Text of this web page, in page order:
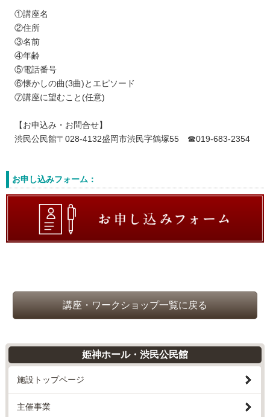
①講座名
②住所
③名前
④年齢
⑤電話番号
⑥懐かしの曲(3曲)とエピソード
⑦講座に望むこと(任意)
【お申込み・お問合せ】
渋民公民館〒028-4132盛岡市渋民字鶴塚55 ☎019-683-2354
お申し込みフォーム：
講座・ワークショップ一覧に戻る
姫神ホール・渋民公民館
施設トップページ
主催事業